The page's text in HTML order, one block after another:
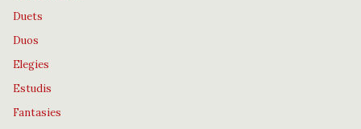
Duets
Duos
Elegies
Estudis
Fantasies